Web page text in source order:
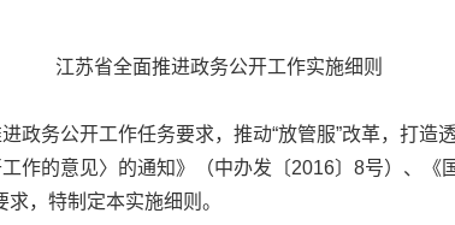
江苏省全面推进政务公开工作实施细则
务公开工作任务要求，推动“放管服”改革，打造
作的意见〉的通知》（中办发〔2016〕8号）、《
，特制定本实施细则。